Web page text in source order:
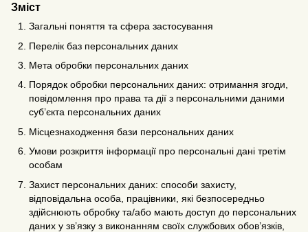
Зміст
Загальні поняття та сфера застосування
Перелік баз персональних даних
Мета обробки персональних даних
Порядок обробки персональних даних: отримання згоди,
повідомлення про права та дії з персональними даними
суб’єкта персональних даних
Місцезнаходження бази персональних даних
Умови розкриття інформації про персональні дані третім
особам
Захист персональних даних: способи захисту,
відповідальна особа, працівники, які безпосередньо
здійснюють обробку та/або мають доступ до персональних
даних у зв’язку з виконанням своїх службових обов’язків,